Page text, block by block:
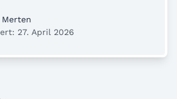
27. April 2026